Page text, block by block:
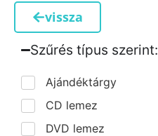
vissza
Szűrés típus szerint:​
Ajándéktárgy
CD lemez
DVD lemez